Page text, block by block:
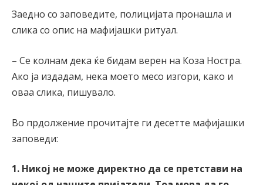
Заедно со заповедите, полицијата пронашла и
слика со опис на мафијашки ритуал.
– Се колнам дека ќе бидам верен на Коза Ностра.
Ако ја издадам, нека моето месо изгори, како и
оваа слика, пишувало.
Во прдолжение прочитајте ги десетте мафијашки
заповеди:
1. Никој не може директно да се претстави на